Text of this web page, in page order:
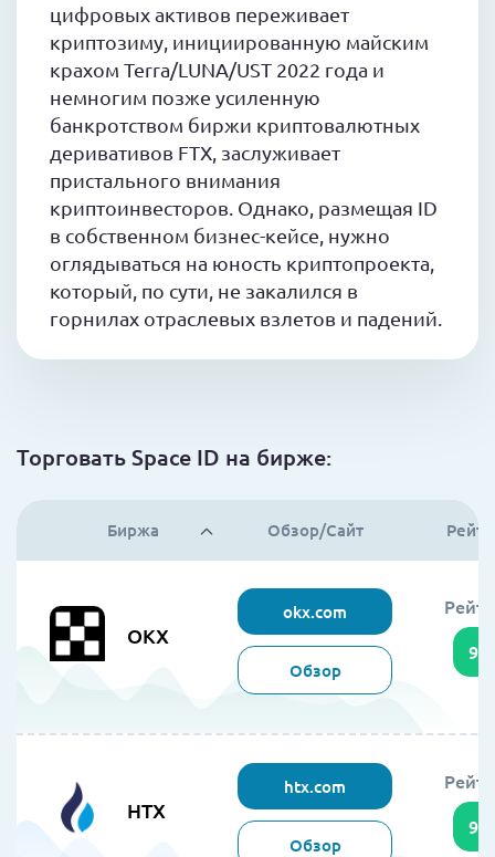
цифровых активов переживает
криптозиму, инициированную майским
крахом Terra/LUNA/UST 2022 года и
немногим позже усиленную
банкротством биржи криптовалютных
деривативов FTX, заслуживает
пристального внимания
криптоинвесторов. Однако, размещая ID
в собственном бизнес-кейсе, нужно
оглядываться на юность криптопроекта,
который, по сути, не закалился в
горнилах отраслевых взлетов и падений.
Торговать Space ID на бирже:
Биржа Обзор/Сайт
OKX
okx.com
Обзор
95
HTX
htx.com
Обзор
94